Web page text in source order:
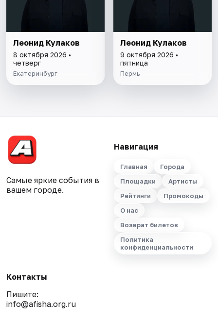
Леонид Кулаков
8 октября 2026 •
четверг
Екатеринбург
Леонид Кулаков
9 октября 2026 •
пятница
Пермь
Самые яркие события в
вашем городе.
Навигация
Главная
Города
Площадки
Артисты
Рейтинги
Промокоды
О нас
Возврат билетов
Политика
конфиденциальности
Контакты
Пишите:
info@afisha.org.ru